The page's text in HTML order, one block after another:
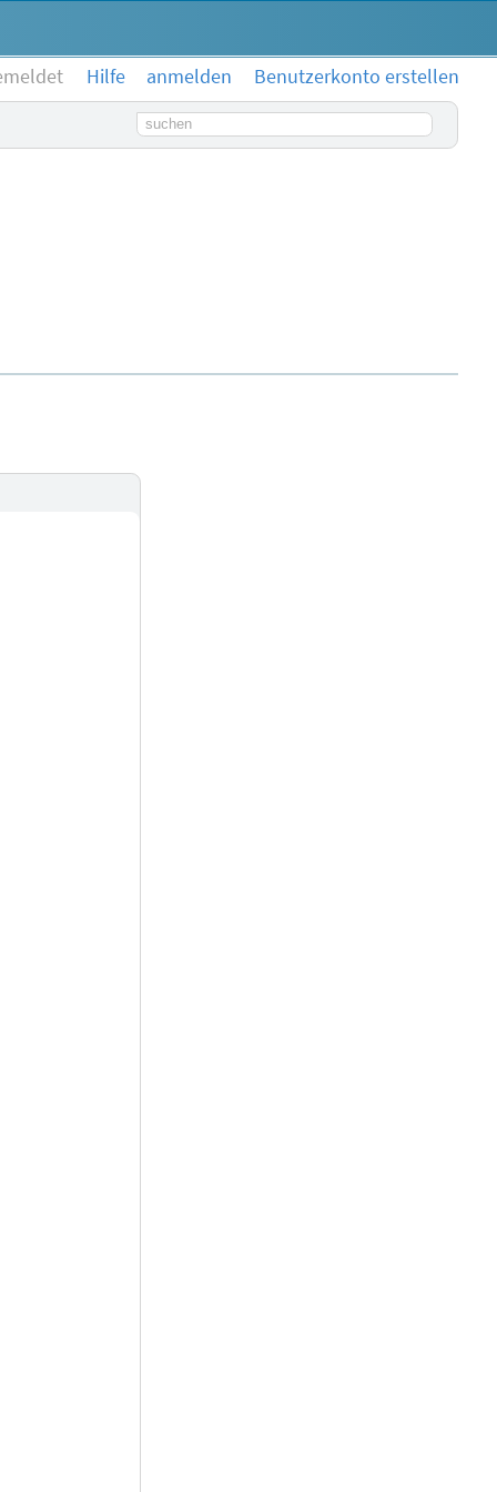
Hilfe anmelden
Benutzerkonto erstellen
Suchbegriff